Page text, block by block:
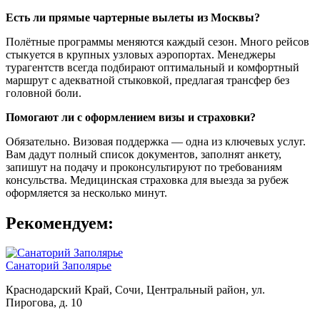
Есть ли прямые чартерные вылеты из Москвы?
Полётные программы меняются каждый сезон. Много рейсов
стыкуется в крупных узловых аэропортах. Менеджеры
турагентств всегда подбирают оптимальный и комфортный
маршрут с адекватной стыковкой, предлагая трансфер без
головной боли.
Помогают ли с оформлением визы и страховки?
Обязательно. Визовая поддержка — одна из ключевых услуг.
Вам дадут полный список документов, заполнят анкету,
запишут на подачу и проконсультируют по требованиям
консульства. Медицинская страховка для выезда за рубеж
оформляется за несколько минут.
Рекомендуем:
Санаторий Заполярье
Краснодарский Край, Сочи, Центральный район, ул.
Пирогова, д. 10